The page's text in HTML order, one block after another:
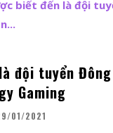
biết đến là đội
đội tuyển
Gaming
01/2021